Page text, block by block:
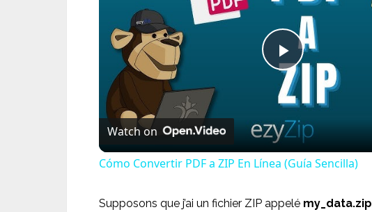
Play
Video
Watch on
Cómo Convertir PDF a ZIP En Línea (Guía Sencilla)
Supposons que j’ai un fichier ZIP appelé my_data.zip